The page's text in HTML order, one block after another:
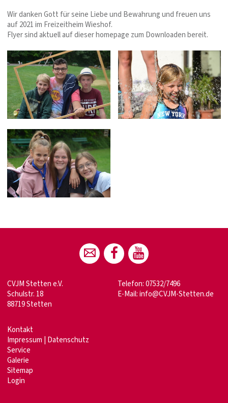
Wir danken Gott für seine Liebe und Bewahrung und freuen uns
auf 2021 im Freizeitheim Wieshof.
Flyer sind aktuell auf dieser homepage zum Downloaden bereit.
CVJM Stetten e.V.
Schulstr. 18
88719 Stetten
Telefon: 07532/7496
E-Mail:info@CVJM-Stetten.de
Kontakt
Impressum | Datenschutz
Service
Galerie
Sitemap
Login